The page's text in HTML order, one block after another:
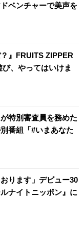
ベンチャーで美声を
』FRUITS ZIPPER
、やってはいけま
特別審査員を務めた
番組「#いまあなた
ります」デビュー30
ナイトニッポン』に